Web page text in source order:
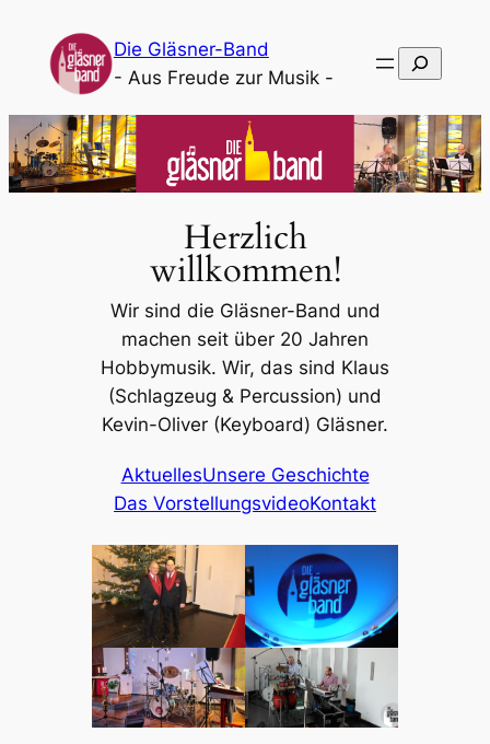
Inhalt
springen
Die Gläsner-Band
- Aus Freude zur Musik -
Suchen
Herzlich
willkommen!
Wir sind die Gläsner-Band und
machen seit über 20 Jahren
Hobbymusik. Wir, das sind Klaus
(Schlagzeug & Percussion) und
Kevin-Oliver (Keyboard) Gläsner.
AktuellesUnsere Geschichte
Das VorstellungsvideoKontakt